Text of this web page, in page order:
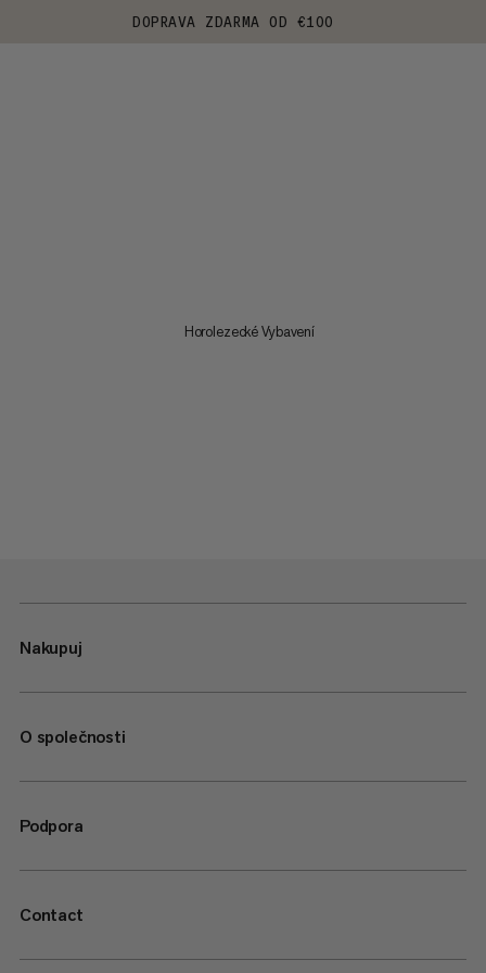
DOPRAVA ZDARMA OD €100
Horolezecké Vybavení
Nakupuj
O společnosti
Podpora
Contact